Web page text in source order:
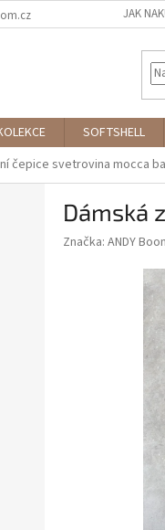
JAK
SOFTSHELL
čepice svetrovina mocca
Dámská
Značka: ANDY